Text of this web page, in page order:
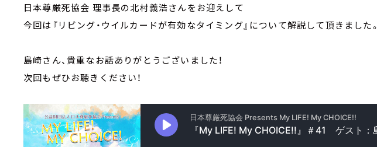
日本尊厳死協会 理事長の北村義浩さんをお迎えして
今回は『リビング・ウイルカードが有効なタイミング』について解説して頂きました。
島崎さん、貴重なお話ありがとうございました！
次回もぜひお聴きください！